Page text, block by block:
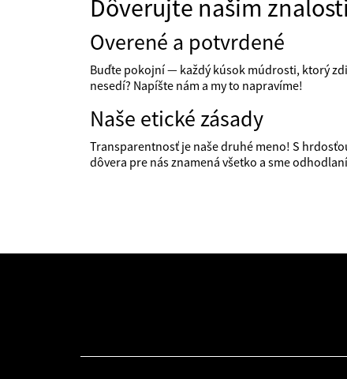
Dôverujte našim
Overené a potvrdené
Buďte pokojní — každý kúsok múdrosti, ktorý
nesedí? Napíšte nám a my to napravíme!
Naše etické zásady
Transparentnosť je naše druhé meno! S
dôvera pre nás znamená všetko a sme